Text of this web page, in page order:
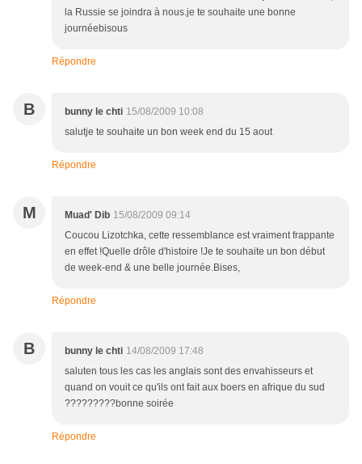
la Russie se joindra à nous.je te souhaite une bonne
journéebisous
Répondre
B bunny le chti 15/08/2009 10:08
salutje te souhaite un bon week end du 15 aout
Répondre
M Muad' Dib 15/08/2009 09:14
Coucou Lizotchka, cette ressemblance est vraiment frappante
en effet !Quelle drôle d'histoire !Je te souhaite un bon début
de week-end & une belle journée.Bises,
Répondre
B bunny le chti 14/08/2009 17:48
saluten tous les cas les anglais sont des envahisseurs et
quand on vouit ce qu'ils ont fait aux boers en afrique du sud
?????????bonne soirée
Répondre